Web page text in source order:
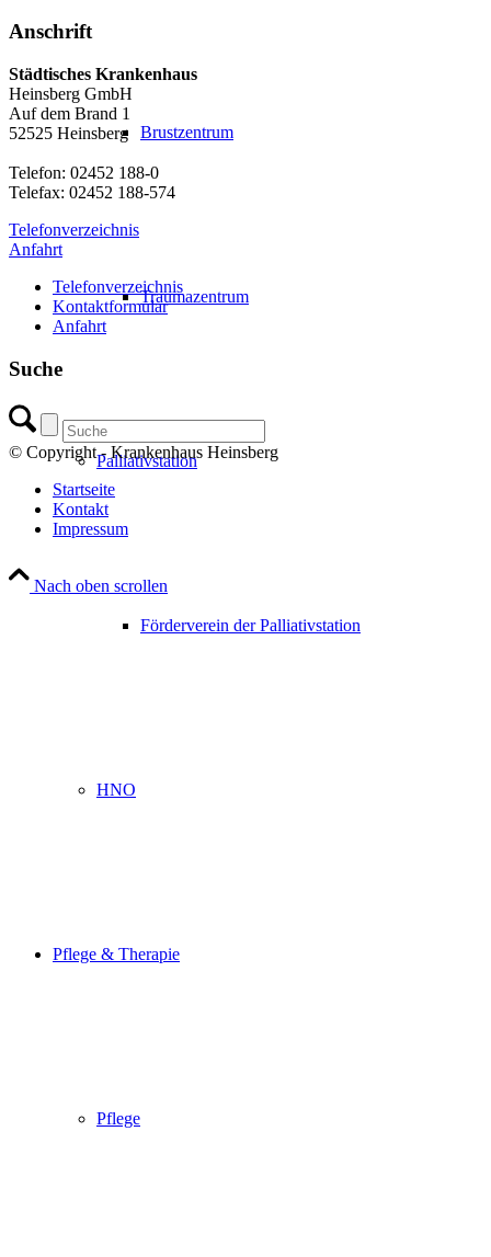
Brustzentrum
Traumazentrum
Palliativstation
Förderverein der Palliativstation
HNO
Pflege & Therapie
Pflege
Anschrift
Städtisches Krankenhaus
Heinsberg GmbH
Auf dem Brand 1
52525 Heinsberg
Telefon: 02452 188-0
Telefax: 02452 188-574
Telefonverzeichnis
Anfahrt
Telefonverzeichnis
Kontaktformular
Anfahrt
Suche
© Copyright - Krankenhaus Heinsberg
Startseite
Kontakt
Impressum
Nach oben scrollen